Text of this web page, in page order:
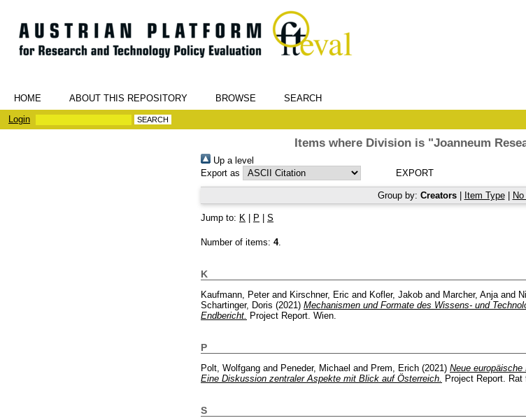
HOME ABOUT THIS REPOSITORY BROWSE
SEARCH
Login
Items where Division is "Joanneum
Up a level
Export as
Group by: Creators| Item Type|
Jump to: K P S
Number of items: 4.
K
Kaufmann, Peterand Kirschner, Eric and Kofler, Jakob and Marcher, Anja and
Schartinger, Doris (2021) Mechanismen und Formate des Wissens- und
Endbericht.
Project Report. Wien.
P
Polt, Wolfgang and Peneder, Michael and Prem, Erich (2021) Neue europäische
Eine Diskussion zentraler Aspekte mit Blick auf Österreich. Project Report. Rat
S